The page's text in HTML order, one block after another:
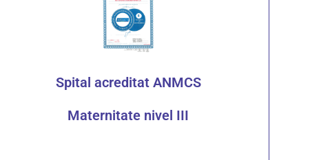
Spital acreditat ANMCS
Maternitate nivel III